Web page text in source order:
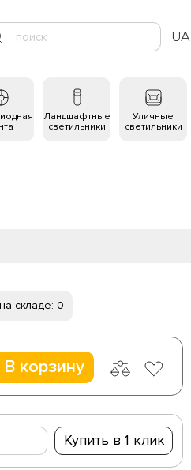
UA
Ландшафтные
светильники
Уличные
светильники
складе: 0
В корзину
Купить в 1 клик